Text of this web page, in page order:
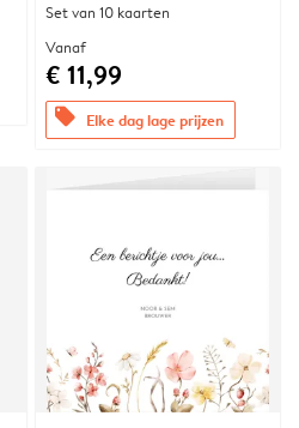
Set van 10 kaarten
Vanaf
€ 11,99
offers Elke dag lage prijzen